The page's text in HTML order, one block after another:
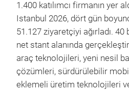
1.400 katılımcı firmanın yer
Istanbul 2026, dört gün
51.127 ziyaretçiyi ağırladı.
net stant alanında
araç teknolojileri, yeni nesil
çözümleri, sürdürülebilir
eklemeli üretim teknolojileri